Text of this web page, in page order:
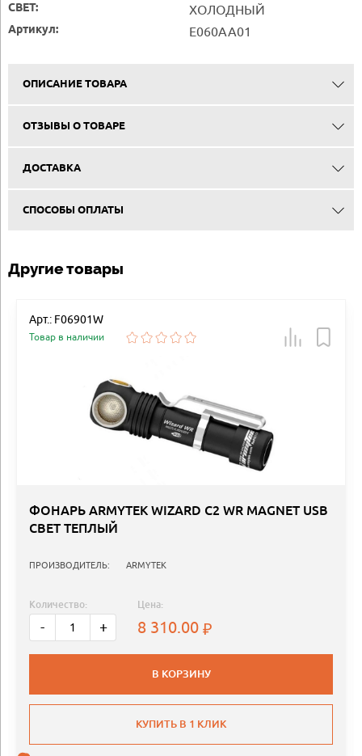
СВЕТ: ХОЛОДНЫЙ
Артикул: E060AA01
ОПИСАНИЕ ТОВАРА
ОТЗЫВЫ О ТОВАРЕ
ДОСТАВКА
СПОСОБЫ ОПЛАТЫ
Другие товары
Арт.: F06901W
Товар в наличии
ФОНАРЬ ARMYTEK WIZARD C2 WR MAGNET USB
СВЕТ ТЕПЛЫЙ
ПРОИЗВОДИТЕЛЬ: ARMYTEK
Количество:
- +
Цена:
8 310.00
В КОРЗИНУ
КУПИТЬ В 1 КЛИК